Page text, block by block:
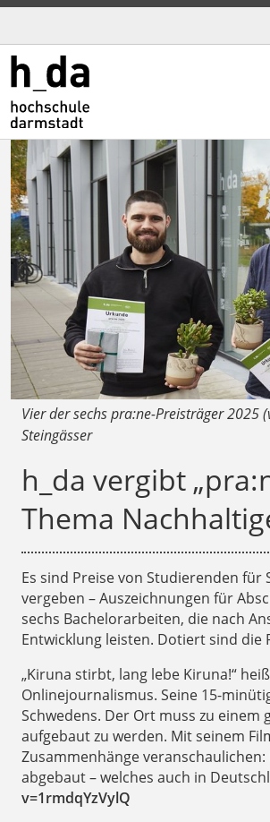
Vier der sechs pra:ne-Preisträger 2025
Steingässer
h_da vergibt
Thema
Es sind Preise von Studierenden für
vergeben – Auszeichnungen für
sechs Bachelorarbeiten, die nach
Entwicklung leisten. Dotiert sind die
„Kiruna stirbt, lang lebe Kiruna!“
Onlinejournalismus. Seine 15-
Schwedens. Der Ort muss zu
aufgebaut zu werden. Mit seinem
Zusammenhänge
abgebaut – welches auch in
v=1rmdqYzVylQ